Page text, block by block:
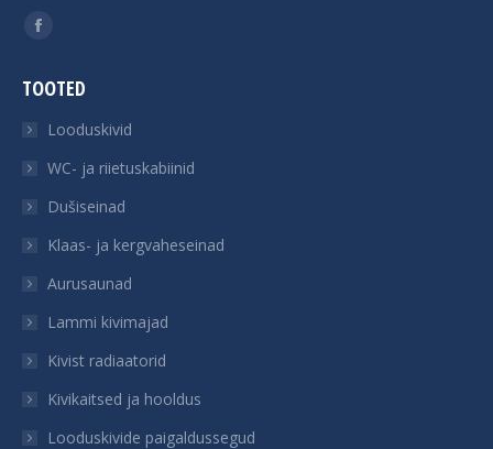
Find us on:
Facebook
opens
window
TOOTED
Looduskivid
WC- ja riietuskabiinid
Dušiseinad
Klaas- ja kergvaheseinad
Aurusaunad
Lammi kivimajad
Kivist radiaatorid
Kivikaitsed ja hooldus
Looduskivide paigaldussegud